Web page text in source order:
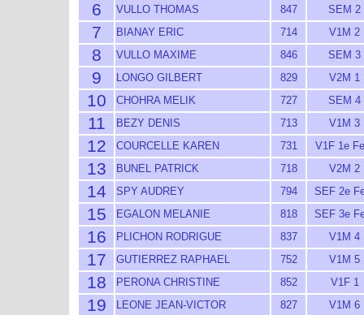
6 VULLO THOMAS 847 SEM 2
7 BIANAY ERIC 714 V1M 2
8 VULLO MAXIME 846 SEM 3
9 LONGO GILBERT 829 V2M 1
10 CHOHRA MELIK 727 SEM 4
11 BEZY DENIS 713 V1M 3
12 COURCELLE KAREN 731 V1F 1e
13 BUNEL PATRICK 718 V2M 2
14 SPY AUDREY 794 SEF 2e
15 EGALON MELANIE 818 SEF 3e
16 PLICHON RODRIGUE 837 V1M 4
17 GUTIERREZ RAPHAEL 752 V1M 5
18 PERONA CHRISTINE 852 V1F 1
19 LEONE JEAN-VICTOR 827 V1M 6